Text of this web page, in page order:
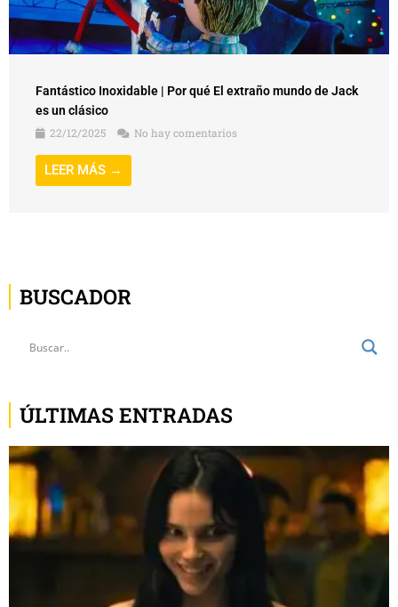
Fantástico Inoxidable | Por qué El extraño mundo de Jack
es un clásico
22/12/2025
No hay comentarios
LEER MÁS →
BUSCADOR
ÚLTIMAS ENTRADAS